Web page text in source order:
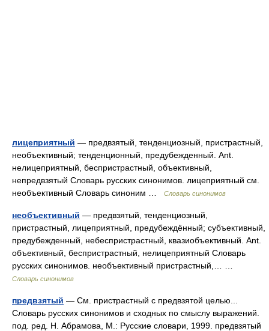
лицеприятный — предвзятый, тенденциозный, пристрастный,
необъективный; тенденционный, предубежденный. Ant.
нелицеприятный, беспристрастный, объективный,
непредвзятый Словарь русских синонимов. лицеприятный см.
необъективный Словарь синоним …
Словарь синонимов
необъективный — предвзятый, тенденциозный,
пристрастный, лицеприятный, предубеждённый; субъективный,
предубежденный, небеспристрастный, квазиобъективный. Ant.
объективный, беспристрастный, нелицеприятный Словарь
русских синонимов. необъективный пристрастный,… …
Словарь синонимов
предвзятый — См. пристрастный с предвзятой целью...
Словарь русских синонимов и сходных по смыслу выражений.
под. ред. Н. Абрамова, М.: Русские словари, 1999. предвзятый